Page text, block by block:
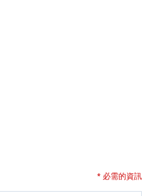
* 必需的資訊